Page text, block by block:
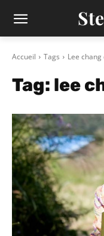
Accueil Tags Lee chang
Tag: lee